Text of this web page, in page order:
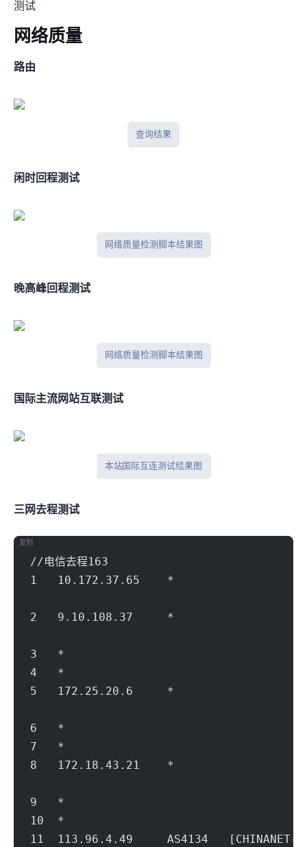
测试
网络质量
BGP路由
BGPtools查询结果
闲时IPV4回程测试
网络质量检测脚本结果图
晚高峰IPV4回程测试
网络质量检测脚本结果图
国际主流网站互联测试
本站 Tcpping 国际互连测试结果图
三网去程nexttrace测试
//电信去程163
1   10.172.37.65    *
2   9.10.108.37     *
3   *
4   *
5   172.25.20.6     *
6   *
7   *
8   172.18.43.21    *
9   *
10  *
11  113.96.4.49     AS4134   [CHINANET-
复制